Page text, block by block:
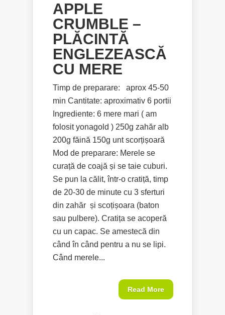
APPLE
CRUMBLE –
PLĂCINTĂ
ENGLEZEASCĂ
CU MERE
Timp de preparare: aprox 45-50
min Cantitate: aproximativ 6 portii
Ingrediente: 6 mere mari ( am
folosit yonagold ) 250g zahăr alb
200g făină 150g unt scorțișoară
Mod de preparare: Merele se
curață de coajă și se taie cuburi.
Se pun la călit, într-o cratiță, timp
de 20-30 de minute cu 3 sferturi
din zahăr și scoțișoara (baton
sau pulbere). Cratița se acoperă
cu un capac. Se amestecă din
când în când pentru a nu se lipi.
Când merele...
Read More